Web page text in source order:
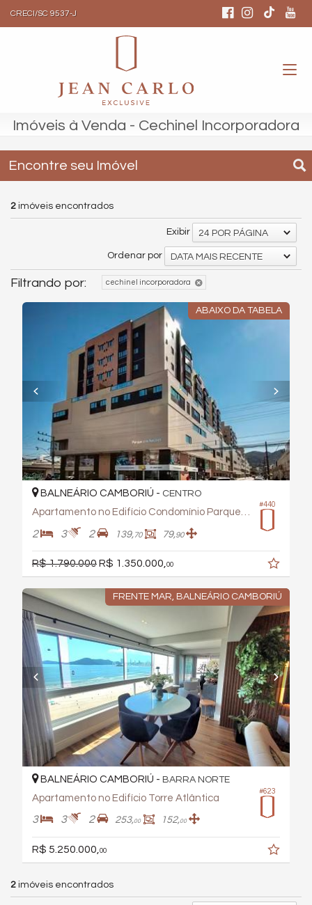
CRECI/SC 9537-J
Imóveis à Venda - Cechinel Incorporadora
Encontre seu Imóvel
2 imóveis encontrados
Exibir 24 POR PÁGINA
Ordenar por DATA MAIS RECENTE
Filtrando por: cechinel incorporadora
ABAIXO DA TABELA
#440
BALNEÁRIO CAMBORIÚ - CENTRO
Apartamento no Edifício Condomínio Parque Das Nações
2 3 2 139,70 79,90
R$ 1.790.000R$ 1.350.000, 00
FRENTE MAR, BALNEÁRIO CAMBORIÚ
#623
BALNEÁRIO CAMBORIÚ - BARRA NORTE
Apartamento no Edifício Torre Atlântica
3 3 2 253,00 152,00
R$ 5.250.000,00
2 imóveis encontrados